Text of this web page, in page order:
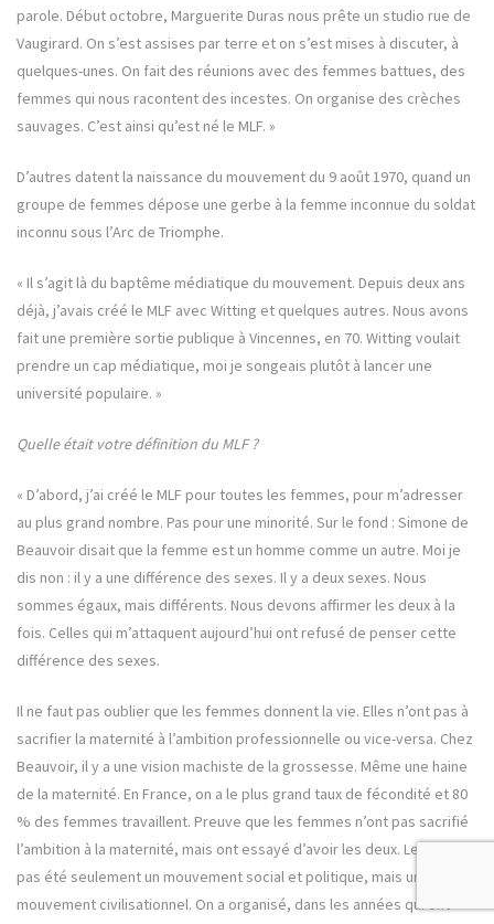
parole. Début octobre, Marguerite Duras nous prête un studio rue de
Vaugirard. On s’est assises par terre et on s’est mises à discuter, à
quelques-unes. On fait des réunions avec des femmes battues, des
femmes qui nous racontent des incestes. On organise des crèches
sauvages. C’est ainsi qu’est né le MLF. »
D’autres datent la naissance du mouvement du 9 août 1970, quand un
groupe de femmes dépose une gerbe à la femme inconnue du soldat
inconnu sous l’Arc de Triomphe.
« Il s’agit là du baptême médiatique du mouvement. Depuis deux ans
déjà, j’avais créé le MLF avec Witting et quelques autres. Nous avons
fait une première sortie publique à Vincennes, en 70. Witting voulait
prendre un cap médiatique, moi je songeais plutôt à lancer une
université populaire. »
Quelle était votre définition du MLF ?
« D’abord, j’ai créé le MLF pour toutes les femmes, pour m’adresser
au plus grand nombre. Pas pour une minorité. Sur le fond : Simone de
Beauvoir disait que la femme est un homme comme un autre. Moi je
dis non : il y a une différence des sexes. Il y a deux sexes. Nous
sommes égaux, mais différents. Nous devons affirmer les deux à la
fois. Celles qui m’attaquent aujourd’hui ont refusé de penser cette
différence des sexes.
Il ne faut pas oublier que les femmes donnent la vie. Elles n’ont pas à
sacrifier la maternité à l’ambition professionnelle ou vice-versa. Chez
Beauvoir, il y a une vision machiste de la grossesse. Même une haine
de la maternité. En France, on a le plus grand taux de fécondité et 80
% des femmes travaillent. Preuve que les femmes n’ont pas sacrifié
l’ambition à la maternité, mais ont essayé d’avoir les deux. Le MLF n’a
pas été seulement un mouvement social et politique, mais un
mouvement civilisationnel. On a organisé, dans les années qui ont